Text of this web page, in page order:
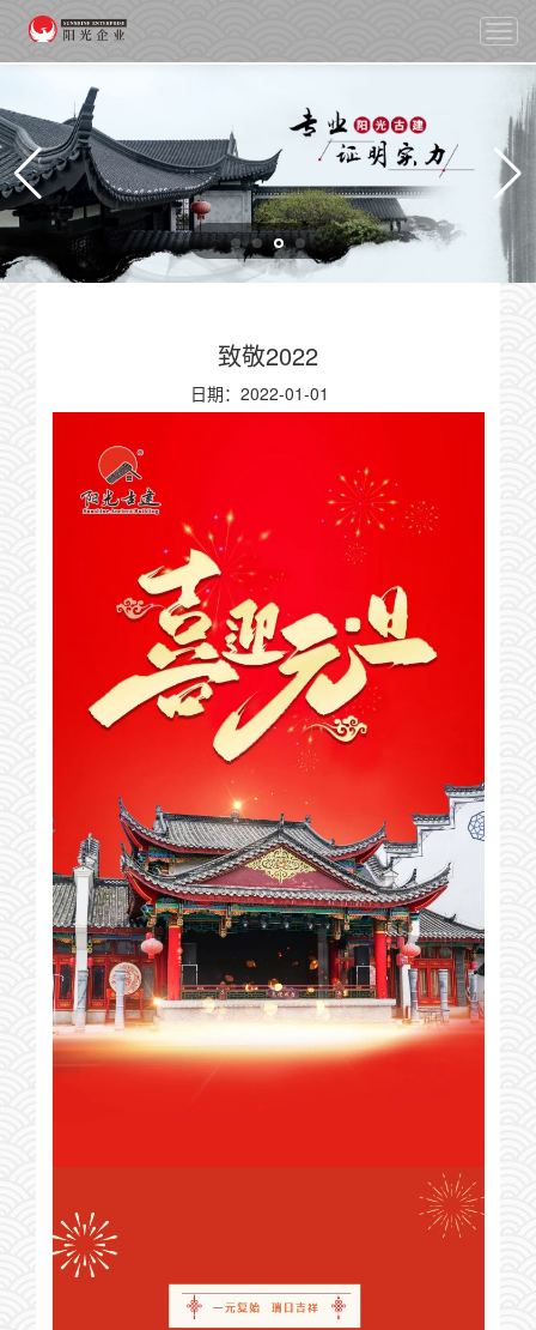
切
换
致敬2022
日期： 2022-01-01